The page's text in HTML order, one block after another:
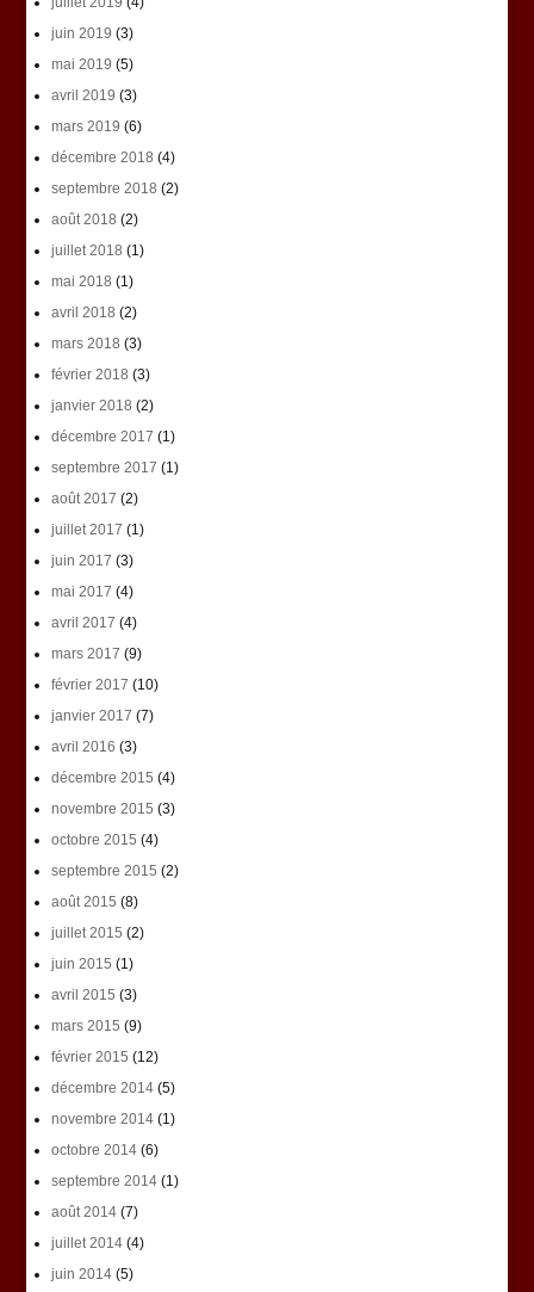
juin 2019 (3)
mai 2019 (5)
avril 2019 (3)
mars 2019 (6)
décembre 2018 (4)
septembre 2018 (2)
août 2018 (2)
juillet 2018 (1)
mai 2018 (1)
avril 2018 (2)
mars 2018 (3)
février 2018 (3)
janvier 2018 (2)
décembre 2017 (1)
septembre 2017 (1)
août 2017 (2)
juillet 2017 (1)
juin 2017 (3)
mai 2017 (4)
avril 2017 (4)
mars 2017 (9)
février 2017 (10)
janvier 2017 (7)
avril 2016 (3)
décembre 2015 (4)
novembre 2015 (3)
octobre 2015 (4)
septembre 2015 (2)
août 2015 (8)
juillet 2015 (2)
juin 2015 (1)
avril 2015 (3)
mars 2015 (9)
février 2015 (12)
décembre 2014(5)
novembre 2014(1)
octobre 2014(6)
septembre 2014(1)
août 2014(7)
juillet 2014(4)
juin 2014(5)